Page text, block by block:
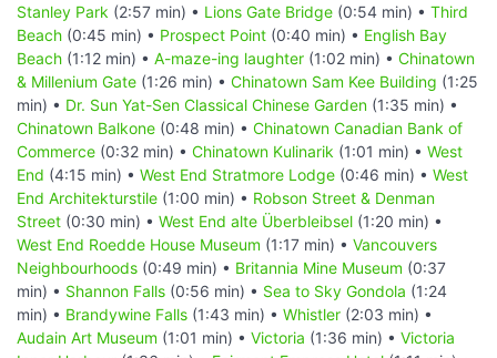
Stanley Park (2:57 min) • Lions Gate Bridge (0:54 min) • Third
Beach (0:45 min) • Prospect Point (0:40 min) • English Bay
Beach (1:12 min) • A-maze-ing laughter (1:02 min) • Chinatown
& Millenium Gate (1:26 min) • Chinatown Sam Kee Building (1:25
min) • Dr. Sun Yat-Sen Classical Chinese Garden (1:35 min) •
Chinatown Balkone (0:48 min) • Chinatown Canadian Bank of
Commerce (0:32 min) • Chinatown Kulinarik (1:01 min) • West
End (4:15 min) • West End Stratmore Lodge (0:46 min) • West
End Architekturstile (1:00 min) • Robson Street & Denman
Street (0:30 min) • West End alte Überbleibsel (1:20 min) •
West End Roedde House Museum (1:17 min) • Vancouvers
Neighbourhoods (0:49 min) • Britannia Mine Museum (0:37
min) • Shannon Falls (0:56 min) • Sea to Sky Gondola (1:24
min) • Brandywine Falls (1:43 min) • Whistler (2:03 min) •
Audain Art Museum (1:01 min) • Victoria (1:36 min) • Victoria